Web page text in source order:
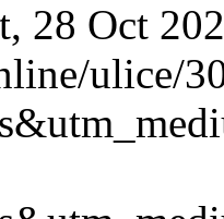
28 Oct
ulice/